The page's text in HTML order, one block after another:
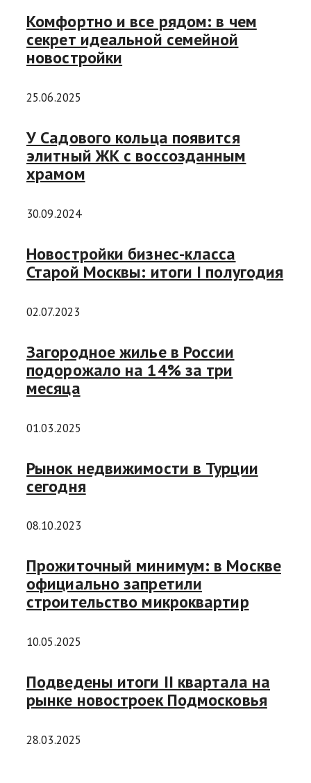
Комфортно и все рядом: в чем
секрет идеальной семейной
новостройки
25.06.2025
У Садового кольца появится
элитный ЖК с воссозданным
храмом
30.09.2024
Новостройки бизнес-класса
Старой Москвы: итоги I полугодия
02.07.2023
Загородное жилье в России
подорожало на 14% за три
месяца
01.03.2025
Рынок недвижимости в Турции
сегодня
08.10.2023
Прожиточный минимум: в Москве
официально запретили
строительство микроквартир
10.05.2025
Подведены итоги II квартала на
рынке новостроек Подмосковья
28.03.2025